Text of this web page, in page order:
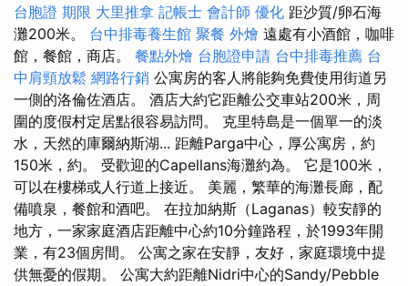
台胞證 期限 大里推拿 記帳士 會計師 優化 距沙質/卵石海
灘200米。 台中排毒養生館 聚餐 外燴 遠處有小酒館，咖啡
館，餐館，商店。 餐點外燴 台胞證申請 台中排毒推薦 台
中肩頸放鬆 網路行銷 公寓房的客人將能夠免費使用街道另
一側的洛倫佐酒店。 酒店大約它距離公交車站200米，周
圍的度假村定居點很容易訪問。 克里特島是一個單一的淡
水，天然的庫爾納斯湖... 距離Parga中心，厚公寓房，約
150米，約。 受歡迎的Capellans海灘約為。 它是100米，
可以在樓梯或人行道上接近。 美麗，繁華的海灘長廊，配
備噴泉，餐館和酒吧。 在拉加納斯（Laganas）較安靜的
地方，一家家庭酒店距離中心約10分鐘路程，於1993年開
業，有23個房間。 公寓之家在安靜，友好，家庭環境中提
供無憂的假期。 公寓大約距離Nidri中心的Sandy/Pebble